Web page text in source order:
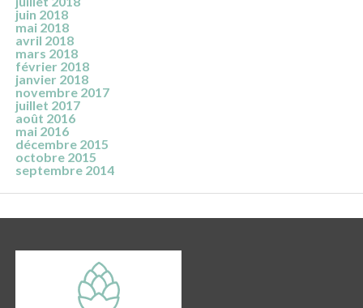
juin 2018
mai 2018
avril 2018
mars 2018
février 2018
janvier 2018
novembre 2017
juillet 2017
août 2016
mai 2016
décembre 2015
octobre 2015
septembre 2014